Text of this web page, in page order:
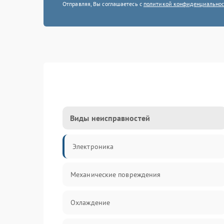
Отправляя, Вы соглашаетесь с политикой
Виды неисправностей
Электроника
Механические повреждения
Охлаждение